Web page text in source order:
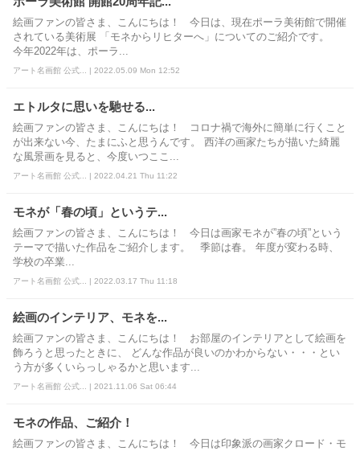
絵画ファンの皆さま、こんにちは！ 今日は、現在ポーラ美術館で開催
されている美術展 「モネからリヒターへ」についてのご紹介です。
今年2022年は、ポーラ...
アート名画館 公式... | 2022.05.09 Mon 12:52
エトルタに思いを馳せる...
絵画ファンの皆さま、こんにちは！ コロナ禍で海外に簡単に行くこと
が出来ない今、たまにふと思うんです。 西洋の画家たちが描いた綺麗
な風景画を見ると、今度いつここ...
アート名画館 公式... | 2022.04.21 Thu 11:22
モネが「春の頃」というテ...
絵画ファンの皆さま、こんにちは！ 今日は画家モネが”春の頃”という
テーマで描いた作品をご紹介します。 季節は春。 年度が変わる時、
学校の卒業...
アート名画館 公式... | 2022.03.17 Thu 11:18
絵画のインテリア、モネを...
絵画ファンの皆さま、こんにちは！ お部屋のインテリアとして絵画を
飾ろうと思ったときに、 どんな作品が良いのかわからない・・・とい
う方が多くいらっしゃるかと思います...
アート名画館 公式... | 2021.11.06 Sat 06:44
モネの作品、ご紹介！
絵画ファンの皆さま、こんにちは！ 今日は印象派の画家クロード・モ